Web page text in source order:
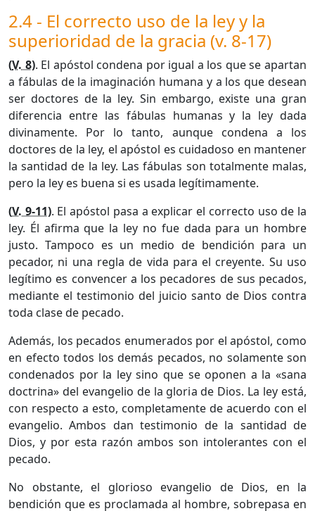
2.4 - El correcto uso de la ley y la
superioridad de la gracia (v. 8-17)
(V. 8). El apóstol condena por igual a los que se apartan
a fábulas de la imaginación humana y a los que desean
ser doctores de la ley. Sin embargo, existe una gran
diferencia entre las fábulas humanas y la ley dada
divinamente. Por lo tanto, aunque condena a los
doctores de la ley, el apóstol es cuidadoso en mantener
la santidad de la ley. Las fábulas son totalmente malas,
pero la ley es buena si es usada legítimamente.
(V. 9-11). El apóstol pasa a explicar el correcto uso de la
ley. Él afirma que la ley no fue dada para un hombre
justo. Tampoco es un medio de bendición para un
pecador, ni una regla de vida para el creyente. Su uso
legítimo es convencer a los pecadores de sus pecados,
mediante el testimonio del juicio santo de Dios contra
toda clase de pecado.
Además, los pecados enumerados por el apóstol, como
en efecto todos los demás pecados, no solamente son
condenados por la ley sino que se oponen a la «sana
doctrina» del evangelio de la gloria de Dios. La ley está,
con respecto a esto, completamente de acuerdo con el
evangelio. Ambos dan testimonio de la santidad de
Dios, y por esta razón ambos son intolerantes con el
pecado.
No obstante, el glorioso evangelio de Dios, en la
bendición que es proclamada al hombre, sobrepasa en